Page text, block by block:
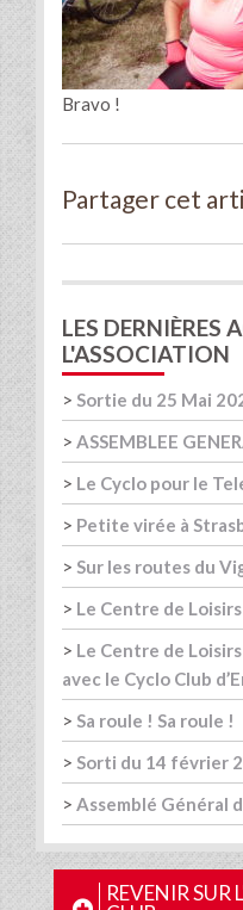
Bravo !
Partager cet
LES DERNIÈRES
L'ASSOCIATION
> Sortie du 25 Mai
> ASSEMBLEE
> Le Cyclo pour le
> Petite virée à
> Sur les routes du
> Le Centre de
> Le Centre de
avec le Cyclo Club
> Sa roule ! Sa roule !
> Sorti du 14 février
> Assemblé Général
REVENIR SUR